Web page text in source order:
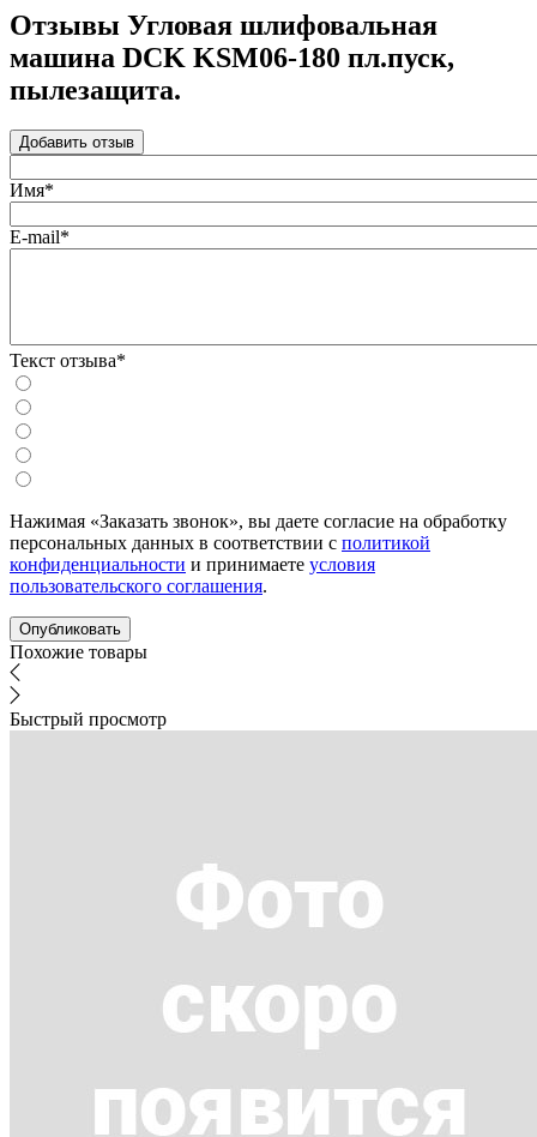
Отзывы Угловая шлифовальная
машина DCK KSM06-180 пл.пуск,
пылезащита.
Добавить отзыв
Имя*
E-mail*
Текст отзыва*
Нажимая «Заказать звонок», вы даете согласие на обработку
персональных данных в соответствии с политикой
конфиденциальности и принимаете условия
пользовательского соглашения.
Похожие товары
Быстрый просмотр